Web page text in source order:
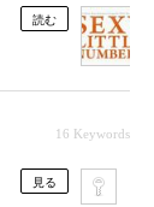
読む
16 Keywords
見る